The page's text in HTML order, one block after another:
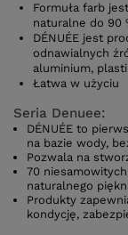
Formuła farb
naturalne do 90
DÉNUÉE jest
odnawialnych
aluminium,
Łatwa w użyciu
Seria Denuee:
DÉNUÉE to
na bazie wody,
Pozwala na
70
naturalnego
Produkty
kondycję,